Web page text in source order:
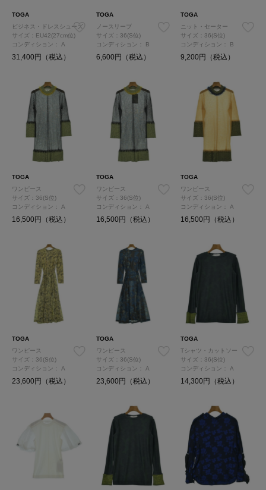
TOGA
ビジネス・ドレスシューズ
サイズ：EU42(27cm位)
コンディション： A
31,400円（税込）
TOGA
ノースリーブ
サイズ：36(S位)
コンディション：
B
6,600円（税込）
TOGA
ニット・セーター
サイズ：36(S位)
コンディション：
B
9,200円（税込）
TOGA
ワンピース
サイズ：36(S位)
コンディション： A
16,500円（税込）
TOGA
ワンピース
サイズ：36(S位)
コンディション：
A
16,500円（税込）
TOGA
ワンピース
サイズ：36(S位)
コンディション：
A
16,500円（税込）
TOGA
ワンピース
サイズ：36(S位)
コンディション： A
23,600円（税込）
TOGA
ワンピース
サイズ：36(S位)
コンディション：
A
23,600円（税込）
TOGA
Tシャツ・カットソー
サイズ：36(S位)
コンディション：
A
14,300円（税込）